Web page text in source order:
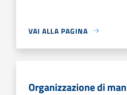
VAI ALLA PAGINA
Organizzazione di